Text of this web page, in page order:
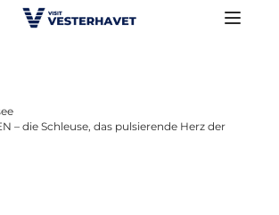
– die Schleuse, das pulsierende Herz der